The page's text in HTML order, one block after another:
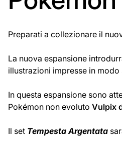
Preparati a collezionare il
La nuova espansione
illustrazioni impresse in
In questa espansione sono
Pokémon non evoluto Vulpix
Il set Tempesta Argentata